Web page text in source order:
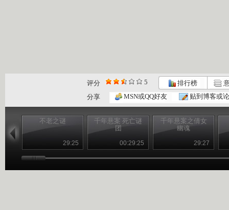
评分 5 排行榜
分享
MSN或QQ好友 贴到博客或
不老之谜
29:25
千年悬案 死亡谜
团
00:29:25
千年悬案之倩女
幽魂
29:27